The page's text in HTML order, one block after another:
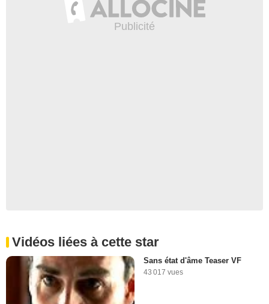
Vidéos liées à cette star
Sans état d'âme Teaser VF
43 017 vues